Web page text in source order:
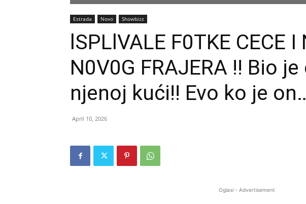
Estrada Novo Showbizz
lSPLlVALE F0TKE CECE I
N0V0G FRAJERA !! Bio
njenoj kući!! Evo ko je
April 10, 2026
Oglasi - Advertisement